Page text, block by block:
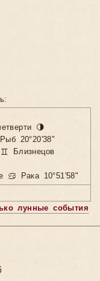
🌗
20°20'38"
Близнецов
♋ Рака 10°51'58"
лунные события